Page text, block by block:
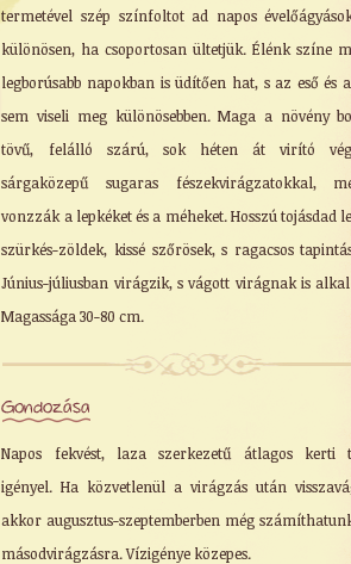
termetével szép színfoltot ad napos
különösen, ha csoportosan ültetjük. Élénk színe
legborúsabb napokban is üdítően hat, s az eső és
sem viseli meg különösebben. Maga a növény
tövű, felálló szárú, sok héten át virító
sárgaközepű sugaras fészekvirágzatokkal,
vonzzák a lepkéket és a méheket. Hosszú tojásdad
szürkés-zöldek, kissé szőrösek, s ragacsos
Június-júliusban virágzik, s vágott virágnak is
Magassága 30-80 cm.
Gondozása
Napos fekvést, laza szerkezetű átlagos kerti
igényel. Ha közvetlenül a virágzás után
akkor augusztus-szeptemberben még
másodvirágzásra. Vízigénye közepes.